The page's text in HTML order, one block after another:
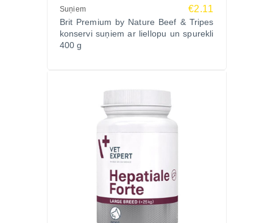
Suņiem €2.11
Brit Premium by Nature Beef & Tripes
konservi suņiem ar liellopu un spurekli
400 g